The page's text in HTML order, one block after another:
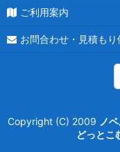
ご利用案内
お問合わせ・見積もり
Copyright (C) 2009 ノ
どっとこ